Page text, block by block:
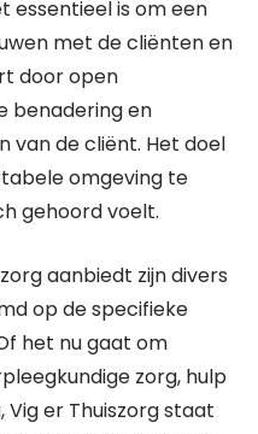
essentieel is om een
met de cliënten en
door open
benadering en
van de cliënt. Het doel
omgeving te
gehoord voelt.
aanbiedt zijn divers
op de specifieke
het nu gaat om
zorg, hulp
er Thuiszorg staat